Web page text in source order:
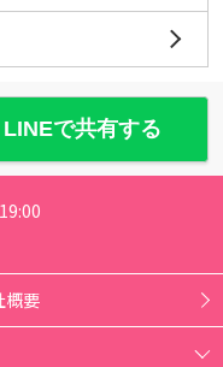
LINEで共有する
概要